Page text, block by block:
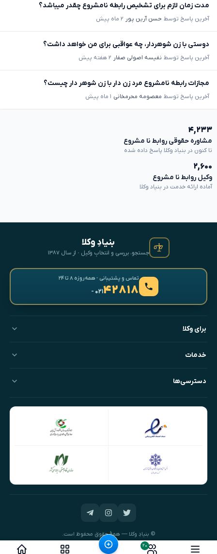
۲۰
مدت زمان لازم برای تشخیص رابطه نامشروع چقدر میباشد؟
آخرین پاسخ توسط حسن آرین پور ۲ ماه پیش
دوستی با زن شوهردار، چه عواقبی برای من خواهد داشت؟
آخرین پاسخ توسط نفیسه اصولی صفار ۲ هفته پیش
مجازات رابطه نامشروع مرد زن دار با زن شوهر دار چیست؟
آخرین پاسخ توسط معصومه محرمخانی ۱ ماه پیش
۴,۲۳۳
مشاوره حقوقی روابط نا مشروع
تا کنون در بنیاد وکلا پاسخ داده شده
۲,۶۰۰
وکیل روابط نا مشروع
آماده ارائه خدمت در بنیاد وکلا
بنیادِ وکلا
جستجو، بررسی و انتخابِ وکیل · از سال ۱۳۸۷
تماس و پشتیبانی · همه‌روزه ۸ تا ۲۴
۴۲۸۱۸- ۰۲۱
برای وکلا
خدمات
دسترسی‌ها
© بنیادِ وکلا — همهٔ حقوق محفوظ است.
طراحی و توسعه:نیک‌داده‌پرداز